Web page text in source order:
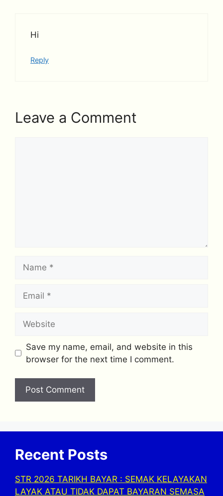
Hi
Reply
Leave a Comment
Save my name, email, and website in this
browser for the next time I comment.
Recent Posts
STR 2026 TARIKH BAYAR : SEMAK KELAYAKAN
LAYAK ATAU TIDAK DAPAT BAYARAN SEMASA